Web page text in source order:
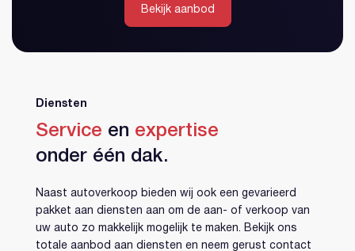
Account aanmaken
Bekijk aanbod
Diensten
Service en expertise
onder één dak.
Naast autoverkoop bieden wij ook een gevarieerd
pakket aan diensten aan om de aan- of verkoop van
uw auto zo makkelijk mogelijk te maken. Bekijk ons
totale aanbod aan diensten en neem gerust contact